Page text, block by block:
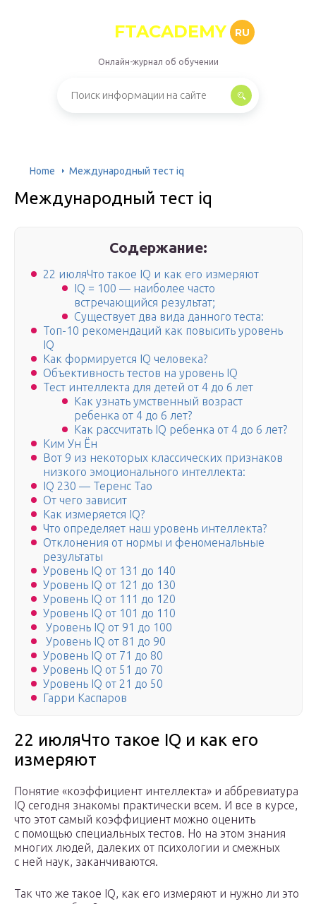
FTACADEMY RU
Онлайн-журнал об обучении
Home Международный тест iq
Международный тест iq
Содержание:
22 июляЧто такое IQ и как его измеряют
IQ = 100 — наиболее часто
встречающийся результат;
Существует два вида данного теста:
Топ-10 рекомендаций как повысить уровень
IQ
Как формируется IQ человека?
Объективность тестов на уровень IQ
Тест интеллекта для детей от 4 до 6 лет
Как узнать умственный возраст
ребенка от 4 до 6 лет?
Как рассчитать IQ ребенка от 4 до 6 лет?
Ким Ун Ён
Вот 9 из некоторых классических признаков
низкого эмоционального интеллекта:
IQ 230 — Теренс Тао
От чего зависит
Как измеряется IQ?
Что определяет наш уровень интеллекта?
Отклонения от нормы и феноменальные
результаты
Уровень IQ от 131 до 140
Уровень IQ от 121 до 130
Уровень IQ от 111 до 120
Уровень IQ от 101 до 110
Уровень IQ от 91 до 100
Уровень IQ от 81 до 90
Уровень IQ от 71 до 80
Уровень IQ от 51 до 70
Уровень IQ от 21 до 50
Гарри Каспаров
22 июляЧто такое IQ и как его
измеряют
Понятие «коэффициент интеллекта» и аббревиатура
IQ сегодня знакомы практически всем. И все в курсе,
что этот самый коэффициент можно оценить
с помощью специальных тестов. Но на этом знания
многих людей, далеких от психологии и смежных
с ней наук, заканчиваются.
Так что же такое IQ, как его измеряют и нужно ли это